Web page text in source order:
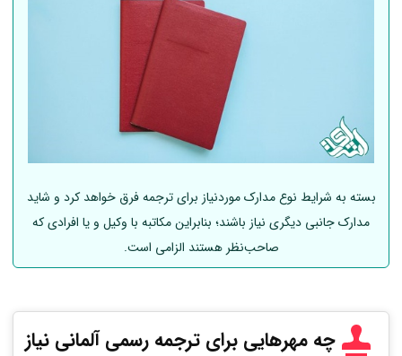
بسته به شرایط نوع مدارک موردنیاز برای ترجمه فرق خواهد کرد و شاید
مدارک جانبی دیگری نیاز باشند؛ بنابراین مکاتبه با وکیل و یا افرادی که
صاحب‌نظر هستند الزامی است.
چه مهرهایی برای ترجمه رسمیآلمانی نیاز